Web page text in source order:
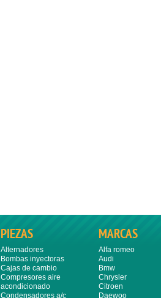
PIEZAS
Alternadores
Bombas inyectoras
Cajas de cambio
Compresores aire
acondicionado
Condensadores a/c
MARCAS
Alfa romeo
Audi
Bmw
Chrysler
Citroen
Daewoo